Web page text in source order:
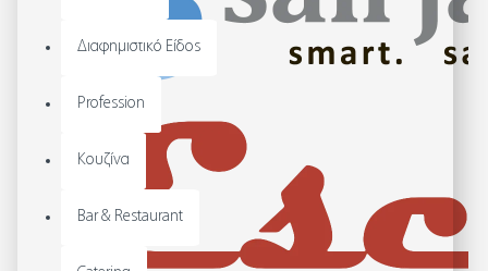
Διαφημιστικό Είδος
Profession
Κουζίνα
Bar & Restaurant